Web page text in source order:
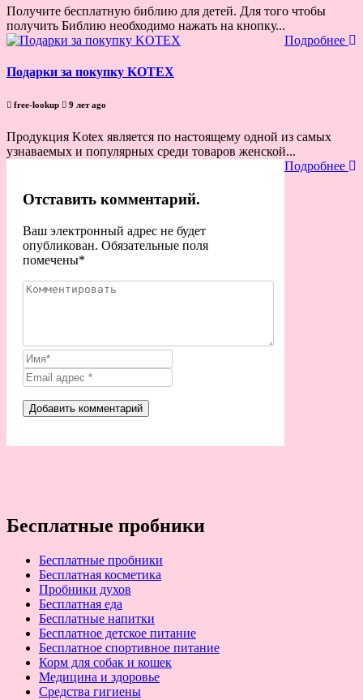
Получите бесплатную библию для детей. Для того чтобы
получить Библию необходимо нажать на кнопку...
Подробнее
Подарки за покупку KOTEX
free-lookup 9 лет ago
Продукция Kotex является по настоящему одной из самых
узнаваемых и популярных среди товаров женской...
Подробнее
Отставить комментарий.
Ваш электронный адрес не будет
опубликован. Обязательные поля
помечены*
Бесплатные пробники
Бесплатные пробники
Бесплатная косметика
Пробники духов
Бесплатная еда
Бесплатные напитки
Бесплатное детское питание
Бесплатное спортивное питание
Корм для собак и кошек
Медицина и здоровье
Средства гигиены